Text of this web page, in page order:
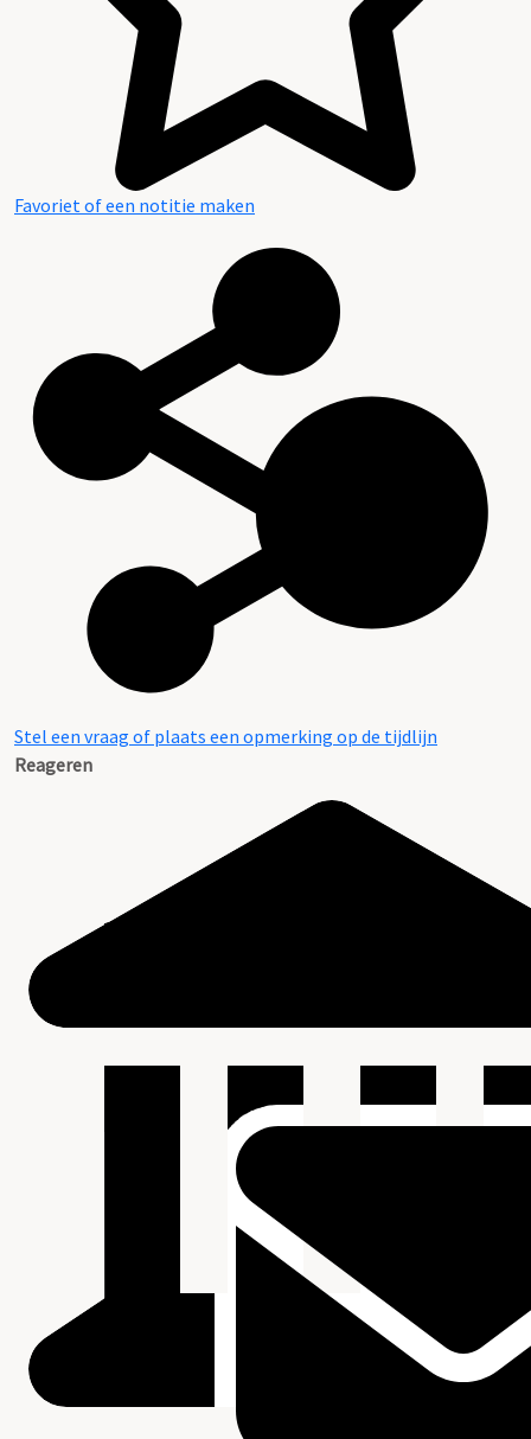
Favoriet of een notitie maken
Stel een vraag of plaats een opmerking op de tijdlijn
Reageren